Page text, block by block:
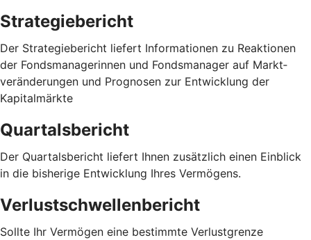
Strategiebericht
Der Strategiebericht liefert Informationen zu Reaktionen
der Fondsmanagerinnen und Fondsmanager auf Markt­
veränderungen und Prognosen zur Entwicklung der
Kapitalmärkte
Quartalsbericht
Der Quartalsbericht liefert Ihnen zusätzlich einen Einblick
in die bisherige Entwicklung Ihres Vermögens.
Verlustschwellenbericht
Sollte Ihr Vermögen eine bestimmte Verlustgrenze